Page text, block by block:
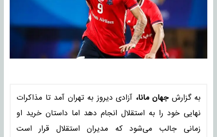
به گزارشجهان مانا، آزادی دیروز به تهران آمد تا مذاکرات
نهایی خود را به استقلال انجام دهد اما داستان خرید او
زمانی جالب می‌شود که مدیران استقلال قرار است